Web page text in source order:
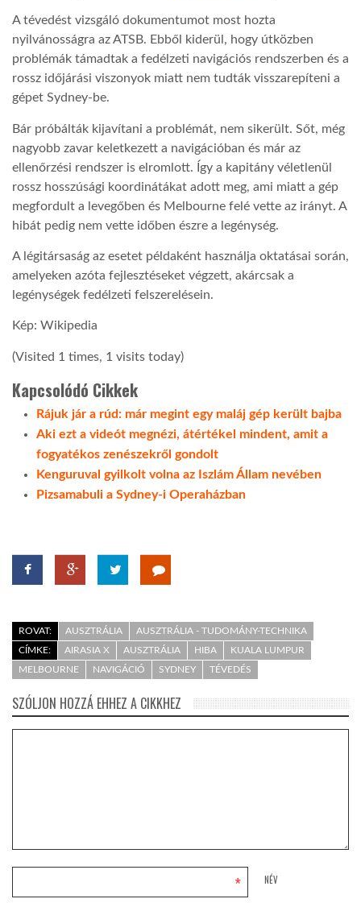
A tévedést vizsgáló dokumentumot most hozta
nyilvánosságra az ATSB. Ebből kiderül, hogy útközben
problémák támadtak a fedélzeti navigációs rendszerben és a
rossz időjárási viszonyok miatt nem tudták visszarepíteni a
gépet Sydney-be.
Bár próbálták kijavítani a problémát, nem sikerült. Sőt, még
nagyobb zavar keletkezett a navigációban és már az
ellenőrzési rendszer is elromlott. Így a kapitány véletlenül
rossz hosszúsági koordinátákat adott meg, ami miatt a gép
megfordult a levegőben és Melbourne felé vette az irányt. A
hibát pedig nem vette időben észre a legénység.
A légitársaság az esetet példaként használja oktatásai során,
amelyeken azóta fejlesztéseket végzett, akárcsak a
legénységek fedélzeti felszerelésein.
Kép: Wikipedia
(Visited 1 times, 1 visits today)
Kapcsolódó Cikkek
Rájuk jár a rúd: már megint egy maláj gép került bajba
Aki ezt a videót megnézi, átértékel mindent, amit a
fogyatékos zenészekről gondolt
Kenguruval gyilkolt volna az Iszlám Állam nevében
Pizsamabuli a Sydney-i Operaházban
ROVAT: AUSZTRÁLIA
AUSZTRÁLIA - TUDOMÁNY-TECHNIKA
CÍMKE:
AIRASIA X AUSZTRÁLIA HIBA
KUALA LUMPUR
MELBOURNE
NAVIGÁCIÓ SYDNEY TÉVEDÉS
SZÓLJON HOZZÁ EHHEZ A CIKKHEZ
NÉV
*